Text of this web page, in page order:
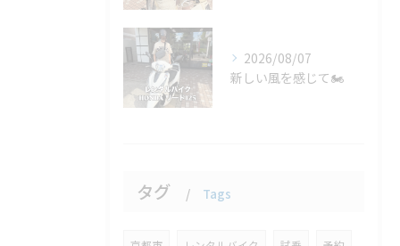
2026/08/07
新しい風を感じて🏍️
タグ Tags